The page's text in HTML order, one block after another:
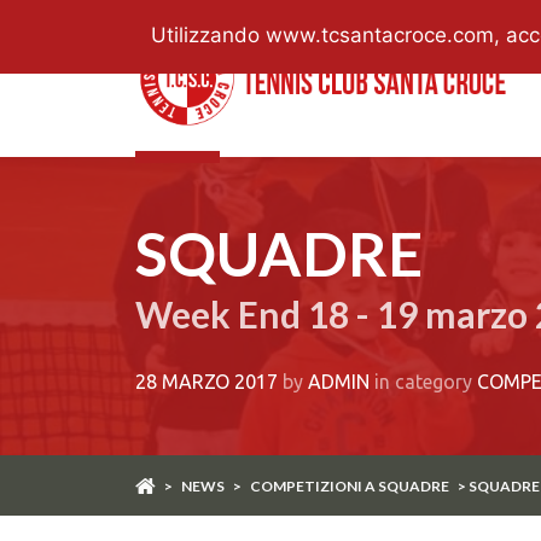
SQUADRE
Week End 18 - 19 marzo
28 MARZO 2017 by ADMIN in category
> NEWS > COMPETIZIONI A SQUADRE >
Utilizzando www.tcsantacroce.com,